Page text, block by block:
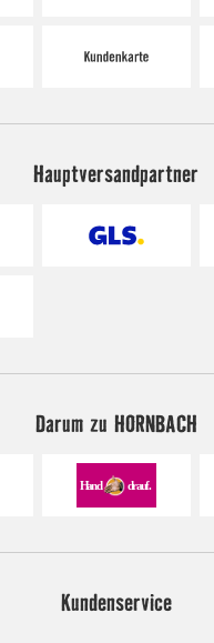
Hauptversandpartner
Darum zu HORNBACH
Kundenservice